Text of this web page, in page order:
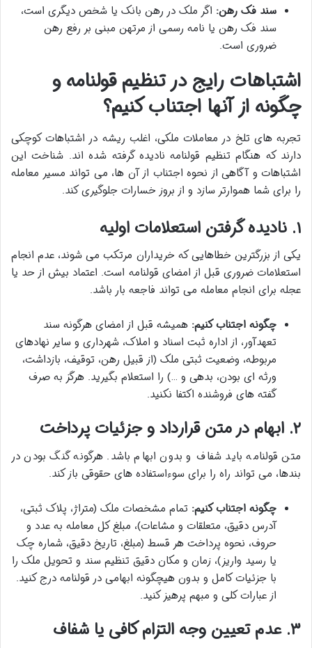
سند فک رهن: اگر ملک در رهن بانک یا شخص دیگری است،
سند فک رهن یا نامه رسمی از مرتهن مبنی بر رفع رهن
ضروری است.
اشتباهات رایج در تنظیم قولنامه و
چگونه از آنها اجتناب کنیم؟
تجربه های تلخ در معاملات ملکی، اغلب ریشه در اشتباهات کوچکی
دارند که هنگام تنظیم قولنامه نادیده گرفته شده اند. شناخت این
اشتباهات و آگاهی از نحوه اجتناب از آن ها، می تواند مسیر معامله
را برای شما هموارتر سازد و از بروز خسارات جلوگیری کند.
۱. نادیده گرفتن استعلامات اولیه
یکی از بزرگترین خطاهایی که خریداران مرتکب می شوند، عدم انجام
استعلامات ضروری قبل از امضای قولنامه است. اعتماد بیش از حد یا
عجله برای انجام معامله می تواند فاجعه بار باشد.
چگونه اجتناب کنیم: همیشه قبل از امضای هرگونه سند
تعهدآور، از اداره ثبت اسناد و املاک، شهرداری و سایر نهادهای
مربوطه، وضعیت ثبتی ملک (از قبیل رهن، توقیف، بازداشت،
ورثه ای بودن، بدهی و …) را استعلام بگیرید. هرگز به صرف
گفته های فروشنده اکتفا نکنید.
۲. ابهام در متن قرارداد و جزئیات پرداخت
متن قولنامه باید شفاف و بدون ابهام باشد. هرگونه گنگ بودن در
بندها، می تواند راه را برای سوءاستفاده های حقوقی باز کند.
چگونه اجتناب کنیم: تمام مشخصات ملک (متراژ، پلاک ثبتی،
آدرس دقیق، متعلقات و مشاعات)، مبلغ کل معامله به عدد و
حروف، نحوه پرداخت هر قسط (مبلغ، تاریخ دقیق، شماره چک
یا رسید واریز)، زمان و مکان دقیق تنظیم سند و تحویل ملک را
با جزئیات کامل و بدون هیچگونه ابهامی در قولنامه درج کنید.
از عبارات کلی و مبهم پرهیز کنید.
۳. عدم تعیین وجه التزام کافی یا شفاف